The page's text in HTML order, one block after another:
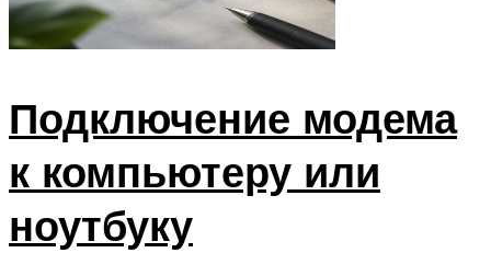
Подключение модема
к компьютеру или
ноутбуку